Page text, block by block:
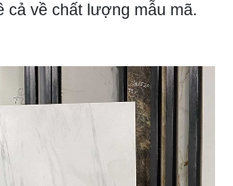
cả về chất lượng mẫu mã.